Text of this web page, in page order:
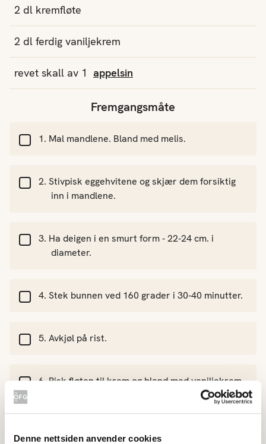
Denne nettsiden anvender cookies
2 dl kremfløte
2 dl ferdig vaniljekrem
revet skall av 1 appelsin
Fremgangsmåte
Mal mandlene. Bland med melis.
Stivpisk eggehvitene og skjær dem forsiktig
inn i mandlene.
Ha deigen i en smurt form - 22-24 cm. i
diameter.
Stek bunnen ved 160 grader i 30-40 minutter.
Avkjøl på rist.
Pisk fløten til krem og bland med vaniljekrem
og revet appelsinskall. Dekk kaken med